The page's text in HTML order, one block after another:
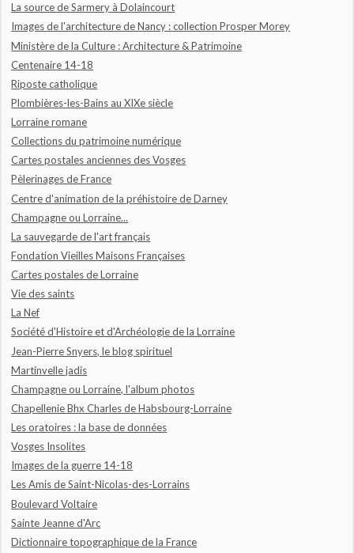
La source de Sarmery à Dolaincourt
Images de l'architecture de Nancy : collection Prosper Morey
Ministère de la Culture : Architecture & Patrimoine
Centenaire 14-18
Riposte catholique
Plombières-les-Bains au XIXe siècle
Lorraine romane
Collections du patrimoine numérique
Cartes postales anciennes des Vosges
Pèlerinages de France
Centre d'animation de la préhistoire de Darney
Champagne ou Lorraine...
La sauvegarde de l'art français
Fondation Vieilles Maisons Françaises
Cartes postales de Lorraine
Vie des saints
La Nef
Société d'Histoire et d'Archéologie de la Lorraine
Jean-Pierre Snyers, le blog spirituel
Martinvelle jadis
Champagne ou Lorraine, l'album photos
Chapellenie Bhx Charles de Habsbourg-Lorraine
Les oratoires : la base de données
Vosges Insolites
Images de la guerre 14-18
Les Amis de Saint-Nicolas-des-Lorrains
Boulevard Voltaire
Sainte Jeanne d'Arc
Dictionnaire topographique de la France